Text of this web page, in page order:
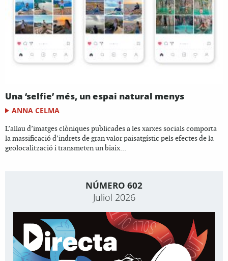
Una ‘selfie’ més, un espai natural menys
ANNA CELMA
L’allau d’imatges clòniques publicades a les xarxes socials comporta
la massificació d’indrets de gran valor paisatgístic pels efectes de la
geolocalització i transmeten un biaix...
NÚMERO 602
Juliol 2026